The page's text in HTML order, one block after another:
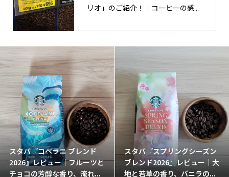
リオ」のご紹介！｜コーヒーの感...
スタバ『コペラニ ブレンド
2026』レビュー｜フルーツと
チョコの芳醇な香り、淹れ...
スタバ『スプリングシーズン
ブレンド2026』レビュー｜大
地と若草の香り、バニラの...